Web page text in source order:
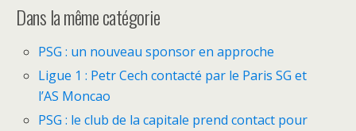
Dans la même catégorie
PSG : un nouveau sponsor en approche
Ligue 1 : Petr Cech contacté par le Paris SG et
l’AS Moncao
PSG : le club de la capitale prend contact pour